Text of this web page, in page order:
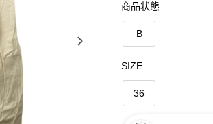
商品状態
B
SIZE
36